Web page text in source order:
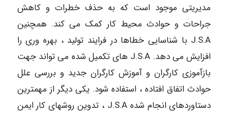
مدیریتی موجود است که به حذف خطرات و کاهش
جراحات و حوادث محیط کار کمک می کند. همچنین
J.S.A با شناسایی خطاها در فرایند تولید ، بهره وری را
افزایش می دهد. J.S.A های تکمیل شده می تواند جهت
بازآموزی کارگران و آموزش کارگران جدید و بررسی علل
حوادث اتفاق افتاده ، استفاده شود. یکی دیگر از مهمترین
دستاوردهای انجام شده J.S.A ، تدوین روشهای کار ایمن